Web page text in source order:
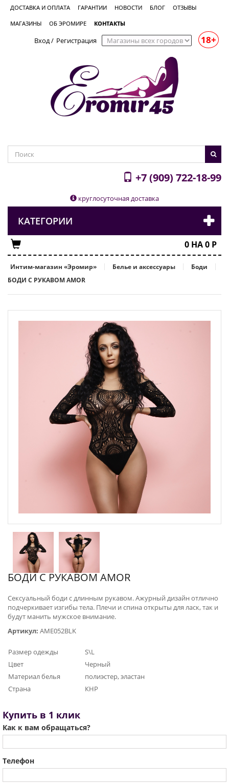
ДОСТАВКА И ОПЛАТА ГАРАНТИИ НОВОСТИ БЛОГ ОТЗЫВЫ
МАГАЗИНЫ ОБ ЭРОМИРЕ КОНТАКТЫ
Вход/ Регистрация 18+
+7 (909) 722-18-99
круглосуточная доставка
КАТЕГОРИИ
0 НА0 Р
Интим-магазин «Эромир» Белье и аксессуары
Боди
БОДИ С РУКАВОМ AMOR
БОДИ С РУКАВОМ AMOR
Сексуальный боди с длинным рукавом. Ажурный дизайн отлично
подчеркивает изгибы тела. Плечи и спина открыты для ласк, так и
будут манить мужское внимание.
Артикул: AME052BLK
Размер одежды
S\L
Цвет
Черный
Материал белья
полиэстер, эластан
Страна
КНР
Купить в 1 клик
Как к вам обращаться?
Телефон